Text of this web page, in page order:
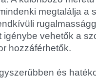
megtalálja a
vehetők a
hozzáférhetők.
és